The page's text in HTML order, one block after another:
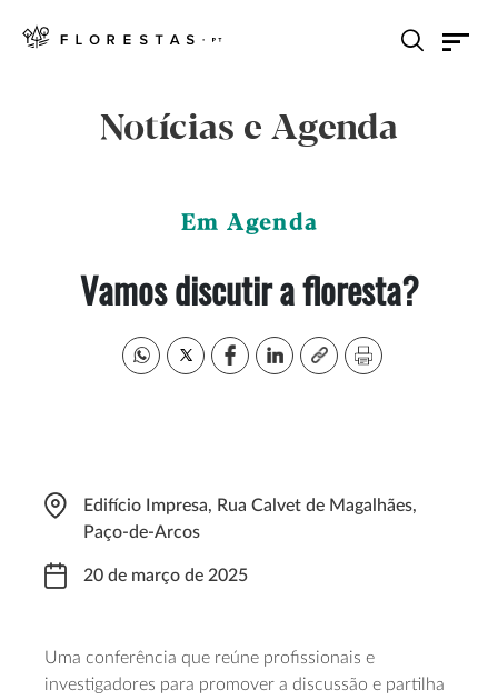
Notícias e Agenda
Em Agenda
Vamos discutir a floresta?
Edifício Impresa, Rua Calvet de Magalhães,
Paço-de-Arcos
20 de março de 2025
Uma conferência que reúne profissionais e
investigadores para promover a discussão e partilha